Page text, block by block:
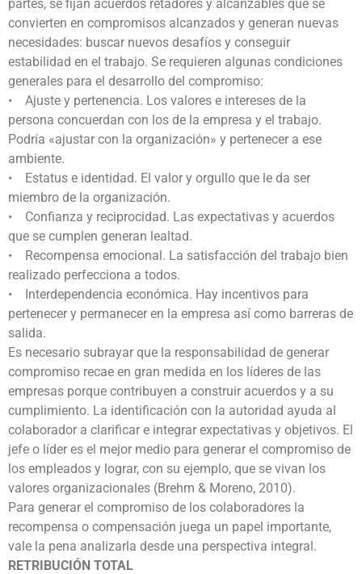
partes, se fijan acuerdos retadores y alcanzables que se
convierten en compromisos alcanzados y generan nuevas
necesidades: buscar nuevos desafíos y conseguir
estabilidad en el trabajo. Se requieren algunas condiciones
generales para el desarrollo del compromiso:
• Ajuste y pertenencia. Los valores e intereses de la
persona concuerdan con los de la empresa y el trabajo.
Podría «ajustar con la organización» y pertenecer a ese
ambiente.
• Estatus e identidad. El valor y orgullo que le da ser
miembro de la organización.
• Confianza y reciprocidad. Las expectativas y acuerdos
que se cumplen generan lealtad.
• Recompensa emocional. La satisfacción del trabajo bien
realizado perfecciona a todos.
• Interdependencia económica. Hay incentivos para
pertenecer y permanecer en la empresa así como barreras de
salida.
Es necesario subrayar que la responsabilidad de generar
compromiso recae en gran medida en los líderes de las
empresas porque contribuyen a construir acuerdos y a su
cumplimiento. La identificación con la autoridad ayuda al
colaborador a clarificar e integrar expectativas y objetivos. El
jefe o líder es el mejor medio para generar el compromiso de
los empleados y lograr, con su ejemplo, que se vivan los
valores organizacionales (Brehm & Moreno, 2010).
Para generar el compromiso de los colaboradores la
recompensa o compensación juega un papel importante,
vale la pena analizarla desde una perspectiva integral.
RETRIBUCIÓN TOTAL